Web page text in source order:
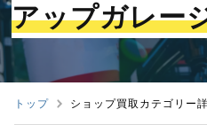
アップガレー
トップ ショップ買取カテゴリー